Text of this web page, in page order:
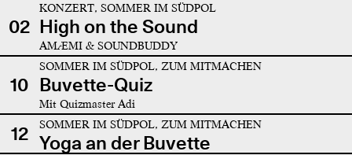
02
KONZERT, SOMMER IM SÜDPOL
High on the Sound
AMÆMI & SOUNDBUDDY
10
SOMMER IM SÜDPOL, ZUM MITMACHEN
Buvette-Quiz
Mit Quizmaster Adi
12 SOMMER IM SÜDPOL, ZUM MITMACHEN
Yoga an der Buvette